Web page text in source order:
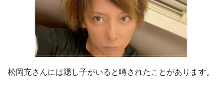
松岡充さんには隠し子がいると噂されたことがあります。